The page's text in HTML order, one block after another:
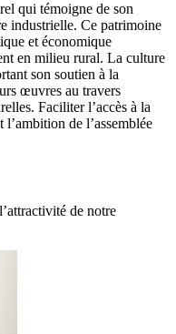
qui témoigne de son
industrielle. Ce patrimoine
et économique
en milieu rural. La culture
son soutien à la
œuvres au travers
Faciliter l’accès à la
de l’assemblée
de notre